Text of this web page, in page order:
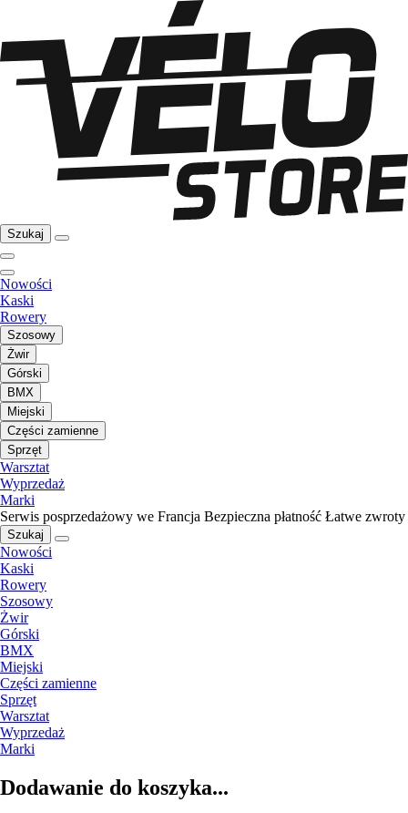
Szukaj
Nowości
Kaski
Rowery
Szosowy
Żwir
Górski
BMX
Miejski
Części zamienne
Sprzęt
Warsztat
Wyprzedaż
Marki
Serwis posprzedażowy we Francja Bezpieczna płatność Łatwe zwroty
Szukaj
Nowości
Kaski
Rowery
Szosowy
Żwir
Górski
BMX
Miejski
Części zamienne
Sprzęt
Warsztat
Wyprzedaż
Marki
Dodawanie do koszyka...